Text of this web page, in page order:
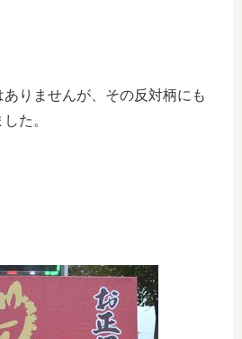
りませんが、その反対柄にも
た。